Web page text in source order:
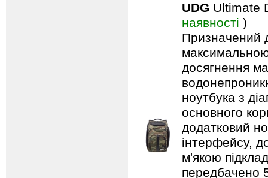
UDG Ultimate
наявності )
Призначений
досягнення
ноутбука з
основного
додатковий
інтерфейсу,
м'якою
передбачено 5